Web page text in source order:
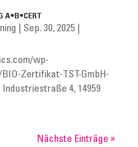
A•B•CERT
Sep. 30, 2025
wp-
Zertifikat-TST-GmbH-
Industriestraße 4, 14959
Nächste Einträge »